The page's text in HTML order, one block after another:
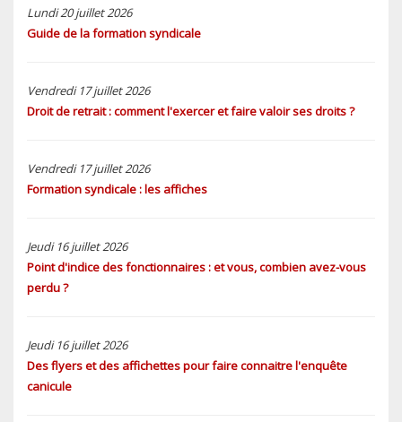
Lundi 20 juillet 2026
Guide de la formation syndicale
Vendredi 17 juillet 2026
Droit de retrait : comment l'exercer et faire valoir ses droits ?
Vendredi 17 juillet 2026
Formation syndicale : les affiches
Jeudi 16 juillet 2026
Point d'indice des fonctionnaires : et vous, combien avez-vous
perdu ?
Jeudi 16 juillet 2026
Des flyers et des affichettes pour faire connaitre l'enquête
canicule
PREVIOUS